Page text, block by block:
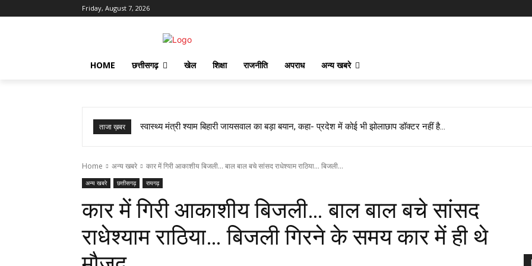
Friday, August 7, 2026
HOME छत्तीसगढ़ खेल शिक्षा राजनीति अपराध अन्य खबरे
ताजा ख़बर स्वास्थ्य मंत्री श्याम बिहारी जायसवाल का बड़ा बयान, कहा- प्रदेश में कोई भी झोलाछाप डॉक्टर नहीं है…
Home अन्य खबरे कार में गिरी आकाशीय बिजली... बाल बाल बचे सांसद राधेश्याम राठिया... बिजली...
अन्य खबरे छत्तीसगढ़ रायगढ़
कार में गिरी आकाशीय बिजली… बाल बाल बचे सांसद
राधेश्याम राठिया… बिजली गिरने के समय कार में ही थे